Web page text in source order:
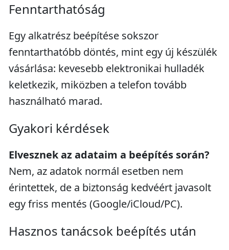
Fenntarthatóság
Egy alkatrész beépítése sokszor
fenntarthatóbb döntés, mint egy új készülék
vásárlása: kevesebb elektronikai hulladék
keletkezik, miközben a telefon tovább
használható marad.
Gyakori kérdések
Elvesznek az adataim a beépítés során?
Nem, az adatok normál esetben nem
érintettek, de a biztonság kedvéért javasolt
egy friss mentés (Google/iCloud/PC).
Hasznos tanácsok beépítés után